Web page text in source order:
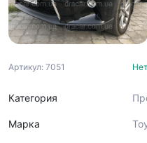
Артикул: 7051
Категория
Марка